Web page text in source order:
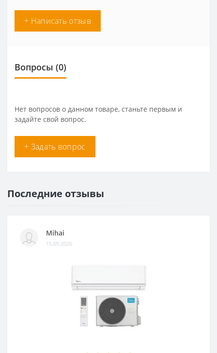
+ Написать отзыв
Вопросы (0)
Нет вопросов о данном товаре, станьте первым и
задайте свой вопрос.
+ Задать вопрос
Последние отзывы
Mihai
15.05.2026